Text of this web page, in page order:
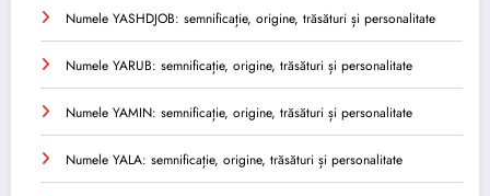
Numele YASHDJOB: semnificație, origine, trăsături și personalitate
Numele YARUB: semnificație, origine, trăsături și personalitate
Numele YAMIN: semnificație, origine, trăsături și personalitate
Numele YALA: semnificație, origine, trăsături și personalitate